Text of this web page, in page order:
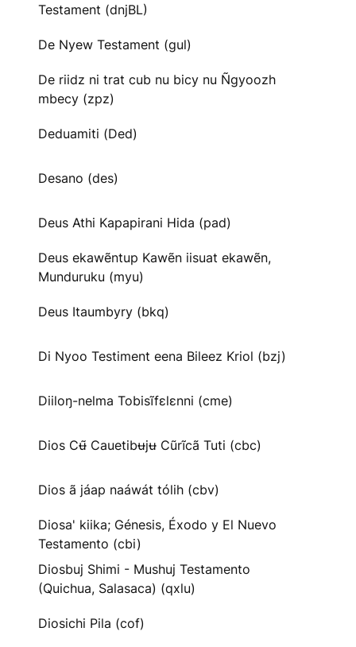
Testament (dnjBL)
De Nyew Testament (gul)
De riidz ni trat cub nu bicy nu Ñgyoozh
mbecy (zpz)
Deduamiti (Ded)
Desano (des)
Deus Athi Kapapirani Hida (pad)
Deus ekawẽntup Kawẽn iisuat ekawẽn,
Munduruku (myu)
Deus Itaumbyry (bkq)
Di Nyoo Testiment eena Bileez Kriol (bzj)
Diiloŋ-nelma Tobisĩfɛlɛnni (cme)
Dios Cʉ̃ Cauetibʉjʉ Cũrĩcã Tuti (cbc)
Dios ã jáap naáwát tólih (cbv)
Diosa' kiika; Génesis, Éxodo y El Nuevo
Testamento (cbi)
Diosbuj Shimi - Mushuj Testamento
(Quichua, Salasaca) (qxlu)
Diosichi Pila (cof)